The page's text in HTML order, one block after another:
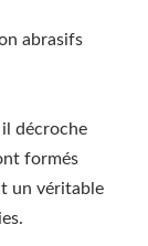
abrasifs
il décroche
formés
un véritable